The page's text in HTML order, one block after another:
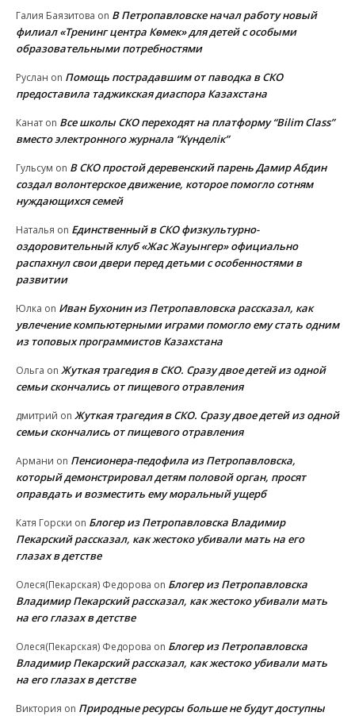
Галия Баязитова on В Петропавловске начал работу новый
филиал «Тренинг центра Көмек» для детей с особыми
образовательными потребностями
Руслан on Помощь пострадавшим от паводка в СКО
предоставила таджикская диаспора Казахстана
Канат on Все школы СКО переходят на платформу “Bilim Class”
вместо электронного журнала “Күнделік”
Гульсум on В СКО простой деревенский парень Дамир Абдин
создал волонтерское движение, которое помогло сотням
нуждающихся семей
Наталья on Единственный в СКО физкультурно-
оздоровительный клуб «Жас Жауынгер» официально
распахнул свои двери перед детьми с особенностями в
развитии
Юлка on Иван Бухонин из Петропавловска рассказал, как
увлечение компьютерными играми помогло ему стать одним
из топовых программистов Казахстана
Ольга on Жуткая трагедия в СКО. Сразу двое детей из одной
семьи скончались от пищевого отравления
дмитрий on Жуткая трагедия в СКО. Сразу двое детей из одной
семьи скончались от пищевого отравления
Армани on Пенсионера-педофила из Петропавловска,
который демонстрировал детям половой орган, просят
оправдать и возместить ему моральный ущерб
Катя Горски on Блогер из Петропавловска Владимир
Пекарский рассказал, как жестоко убивали мать на его
глазах в детстве
Олеся(Пекарская) Федорова on Блогер из Петропавловска
Владимир Пекарский рассказал, как жестоко убивали мать
на его глазах в детстве
Олеся(Пекарская) Федорова on Блогер из Петропавловска
Владимир Пекарский рассказал, как жестоко убивали мать
на его глазах в детстве
Виктория on Природные ресурсы больше не будут доступны